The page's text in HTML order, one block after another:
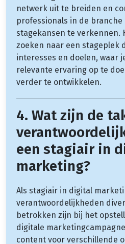
netwerk uit te breiden en
professionals in de branche
stagekansen te verkennen.
zoeken naar een stageplek
interesses en doelen, waar
relevante ervaring op te
verder te ontwikkelen.
4. Wat zijn de
een stagiair in
marketing?
Als stagiair in digital
verantwoordelijkheden
betrokken zijn bij het
digitale
content voor verschillende